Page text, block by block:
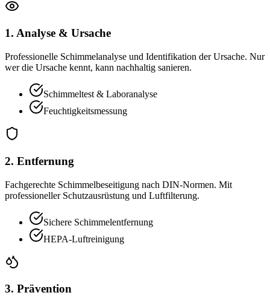
1. Analyse & Ursache
Professionelle Schimmelanalyse und Identifikation der Ursache. Nur
wer die Ursache kennt, kann nachhaltig sanieren.
Schimmeltest & Laboranalyse
Feuchtigkeitsmessung
2. Entfernung
Fachgerechte Schimmelbeseitigung nach DIN-Normen. Mit
professioneller Schutzausrüstung und Luftfilterung.
Sichere Schimmelentfernung
HEPA-Luftreinigung
3. Prävention